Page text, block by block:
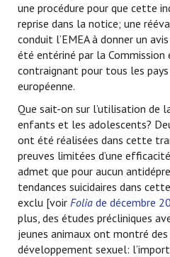
une procédure pour que cette
reprise dans la notice; une
conduit l’EMEA à donner un
été entériné par la Commission
contraignant pour tous les pays
européenne.
Que sait-on sur l’utilisation de
enfants et les adolescents?
ont été réalisées dans cette
preuves limitées d’une
admet que pour aucun
tendances suicidaires dans
exclu [voir Folia de décembre
plus, des études précliniques
jeunes animaux ont montré
développement sexuel: